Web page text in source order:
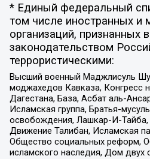
* Единый федеральный
том числе иностранных и
организаций, признанных
законодательством
террористическими:
Высший военный Маджлисуль
моджахедов Кавказа, Конгресс
Дагестана, База, Асбат аль-
Исламская группа, Братья-
освобождения, Лашкар-И-Тайба,
Движение Талибан, Исламская
Общество социальных реформ,
исламского наследия, Дом